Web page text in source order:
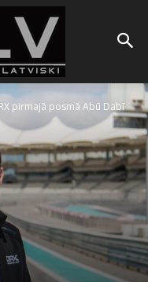
pirmajā posmā Abū Dabī